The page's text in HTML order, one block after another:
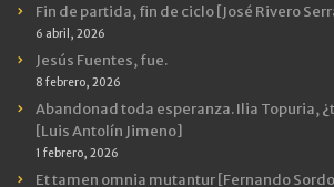
Fin de partida, fin de ciclo [José Rivero
6 abril, 2026
Jesús Fuentes, fue.
8 febrero, 2026
Abandonad toda esperanza. Ilia Topuria,
[Luis Antolín Jimeno]
1 febrero, 2026
Et tamen omnia mutantur [Fernando